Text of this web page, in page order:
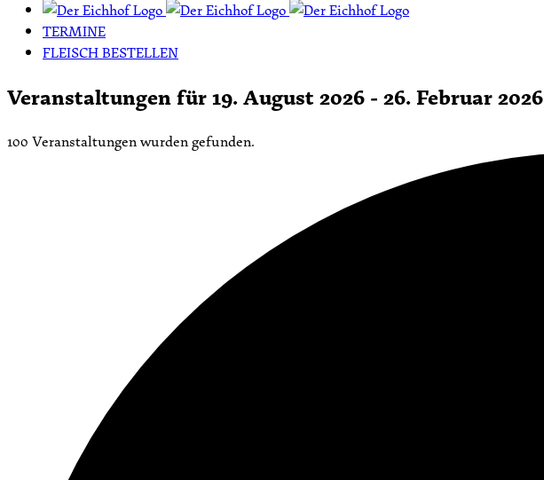
TERMINE
FLEISCH BESTELLEN
Veranstaltungen für 19. August 2026 - 26. Februar 2026
100 Veranstaltungen wurden gefunden.